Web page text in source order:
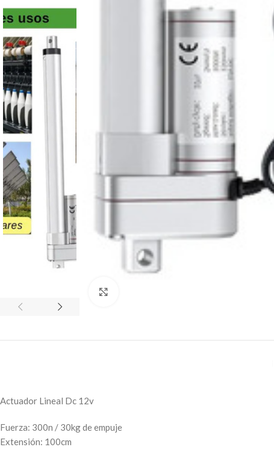
Actuador Lineal Dc 12v
Fuerza: 300n / 30kg de empuje
Extensión: 100cm